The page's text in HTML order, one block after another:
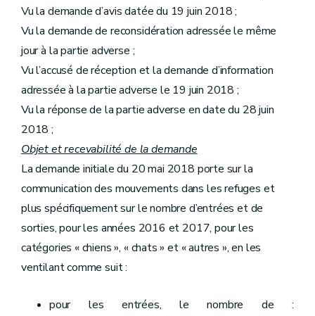
Vu la demande d’avis datée du 19 juin 2018 ;
Vu la demande de reconsidération adressée le même
jour à la partie adverse ;
Vu l’accusé de réception et la demande d’information
adressée à la partie adverse le 19 juin 2018 ;
Vu la réponse de la partie adverse en date du 28 juin
2018 ;
Objet et recevabilité de la demande
La demande initiale du 20 mai 2018 porte sur la
communication des mouvements dans les refuges et
plus spécifiquement sur le nombre d’entrées et de
sorties, pour les années 2016 et 2017, pour les
catégories « chiens », « chats » et « autres », en les
ventilant comme suit :
pour les entrées, le nombre de :